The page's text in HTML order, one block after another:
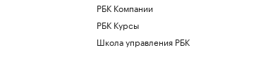
РБК Компании
РБК Курсы
Школа управления РБК